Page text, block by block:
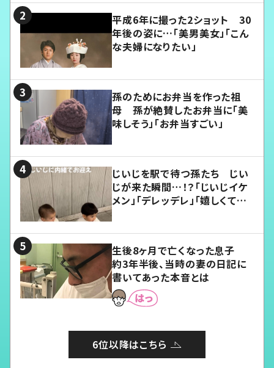
平成6年に撮った2ショット 30
年後の姿に…「美男美女」「こん
な夫婦になりたい」
孫のためにお弁当を作った祖
母 孫が絶賛したお弁当に「美
味しそう」「お弁当すごい」
じいじを駅で待つ孫たち じい
じが来た瞬間…！？「じいじイケ
メン」「デレッデレ」「嬉しくて可
生後8ヶ月で亡くなった息子
約3年半後、当時の妻の日記に
書いてあった本音とは
6位以降はこちら